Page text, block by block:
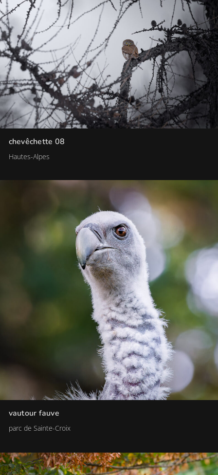
chevêchette 08
Hautes-Alpes
vautour fauve
parc de Sainte-Croix